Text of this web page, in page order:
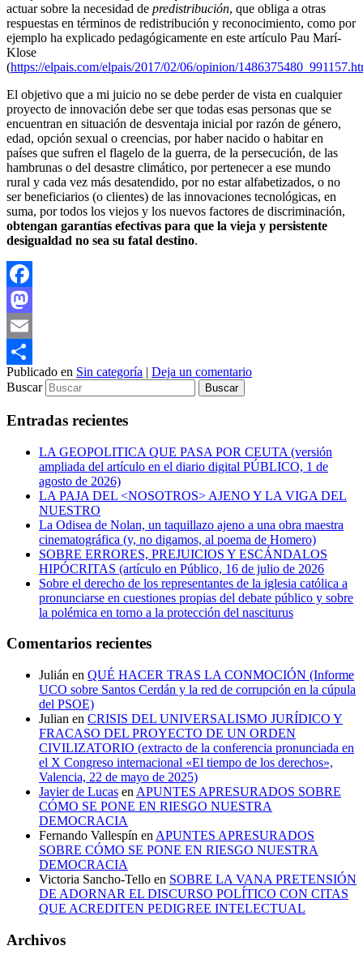
actuar sobre la necesidad de predistribución, que obliga a otras
respuestas en términos de redistribución y reconocimiento, como por
ejemplo ha explicado pedagógicamente en este artículo Pau Marí-
Klose
(https://elpais.com/elpais/2017/02/06/opinion/
El objetivo que a mi juicio no se debe perder de vista en cualquier
proyecto de innovación debe ser que todas esas personas que se
encuentran en situación de desventaja inicial por razón de género,
edad, opción sexual o creencias, por haber nacido o habitar en
países que sufren el flagelo de la guerra, de la persecución, de las
hambrunas o del desastre climático, por pertenecer a ese mundo
rural y cada vez más desatendido, por no estar alfabetizados, o no
ser beneficiarios (o clientes) de las innovaciones tecnológicas, en
suma, por todos los viejos y los nuevos factores de discriminación,
obtengan garantías efectivas para que la vieja y persistente
desigualdad no sea su fatal destino.
Facebook
Mastodon
Email
Compartir
Publicado en Sin categoría | Deja un comentario
Buscar
Entradas recientes
LA GEOPOLITICA QUE PASA POR CEUTA (versión
ampliada del artículo en el diario digital PÚBLICO, 1 de
agosto de 2026)
LA PAJA DEL <NOSOTROS> AJENO Y LA VIGA DEL
NUESTRO
La Odisea de Nolan, un taquillazo ajeno a una obra maestra
cinematográfica (y, no digamos, al poema de Homero)
SOBRE ERRORES, PREJUICIOS Y ESCÁNDALOS
HIPÓCRITAS (artículo en Público, 16 de julio de 2026
Sobre el derecho de los representantes de la iglesia católica a
pronunciarse en cuestiones propias del debate público y sobre
la polémica en torno a la protección del nasciturus
Comentarios recientes
Julián en QUÉ HACER TRAS LA CONMOCIÓN (Informe
UCO sobre Santos Cerdán y la red de corrupción en la cúpula
del PSOE)
Julian en CRISIS DEL UNIVERSALISMO JURÍDICO Y
FRACASO DEL PROYECTO DE UN ORDEN
CIVILIZATORIO (extracto de la conferencia pronunciada en
el X Congreso internacional «El tiempo de los derechos»,
Valencia, 22 de mayo de 2025)
Javier de Lucas en APUNTES APRESURADOS SOBRE
CÓMO SE PONE EN RIESGO NUESTRA
DEMOCRACIA
Fernando Vallespín en APUNTES APRESURADOS
SOBRE CÓMO SE PONE EN RIESGO NUESTRA
DEMOCRACIA
Victoria Sancho-Tello en SOBRE LA VANA PRETENSIÓN
DE ADORNAR EL DISCURSO POLÍTICO CON CITAS
QUE ACREDITEN PEDIGREE INTELECTUAL
Archivos